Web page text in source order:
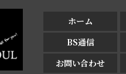
ホーム
BS通信
お問い合わせ